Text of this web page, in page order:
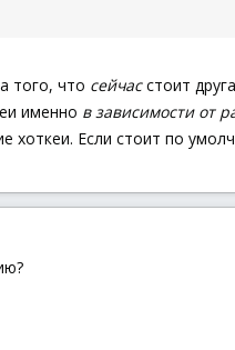
того, что сейчасстоит
именно в зависимости от
хоткеи. Если стоит по